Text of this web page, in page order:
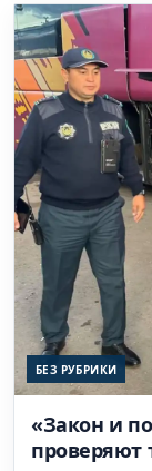
БЕЗ РУБРИКИ
«Закон и
проверяют